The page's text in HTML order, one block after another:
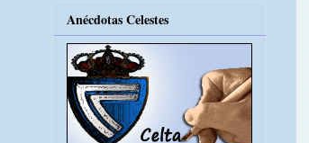
Anécdotas Celestes